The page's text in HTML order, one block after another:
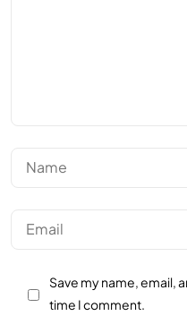
Save my name, email,
time I comment.